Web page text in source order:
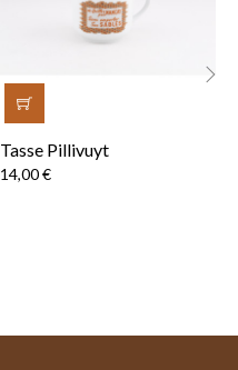
Tasse Pillivuyt
Prix
14,00 €